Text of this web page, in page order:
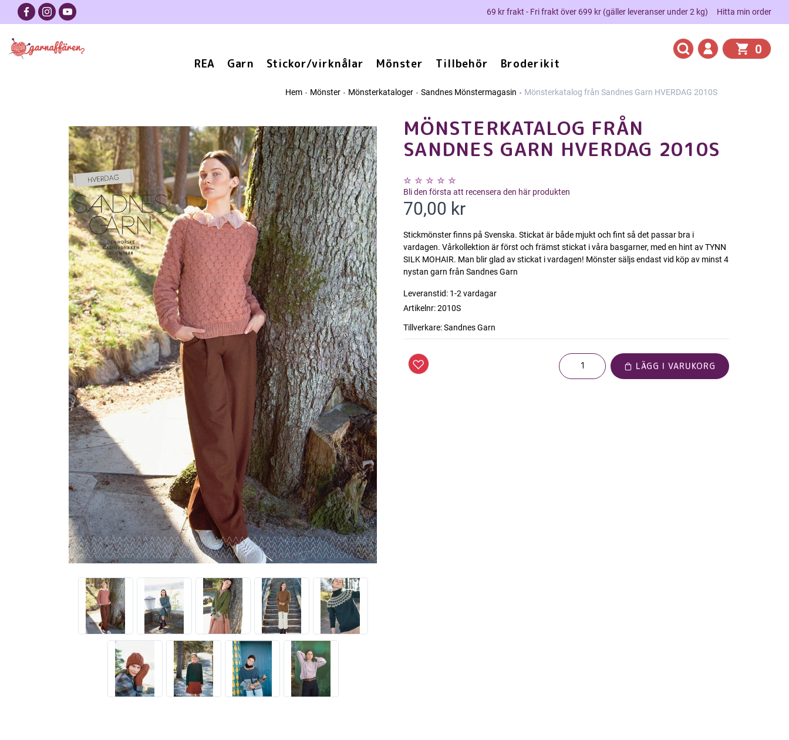
69 kr frakt - Fri frakt över 699 kr (gäller leveranser under 2 kg) Hitta min order
REA Garn Stickor/virknålar Mönster Tillbehör Broderikit
0
Hem Mönster Mönsterkataloger Sandnes Mönstermagasin Mönsterkatalog från Sandnes Garn HVERDAG 2010S
MÖNSTERKATALOG FRÅN
SANDNES GARN HVERDAG 2010S
Bli den första att recensera den här produkten
70,00 kr
Stickmönster finns på Svenska. Stickat är både mjukt och fint så det passar bra i
vardagen. Vårkollektion är först och främst stickat i våra basgarner, med en hint av TYNN
SILK MOHAIR. Man blir glad av stickat i vardagen! Mönster säljs endast vid köp av minst 4
nystan garn från Sandnes Garn
Leveranstid: 1-2 vardagar
Artikelnr:2010S
Tillverkare:Sandnes Garn
LÄGG I VARUKORG